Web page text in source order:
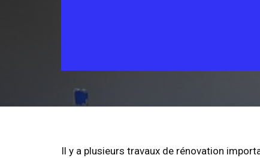
Il y a plusieurs travaux de rénovation